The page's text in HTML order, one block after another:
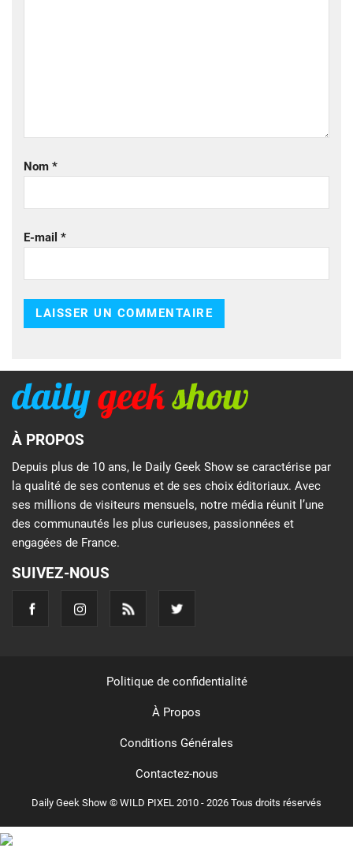
Nom *
E-mail *
À PROPOS
Depuis plus de 10 ans, le Daily Geek Show se caractérise par
la qualité de ses contenus et de ses choix éditoriaux. Avec
ses millions de visiteurs mensuels, notre média réunit l’une
des communautés les plus curieuses, passionnées et
engagées de France.
SUIVEZ-NOUS
Daily Geek Show © WILD PIXEL 2010 - 2026 Tous droits réservés
Politique de confidentialité
À Propos
Conditions Générales
Contactez-nous